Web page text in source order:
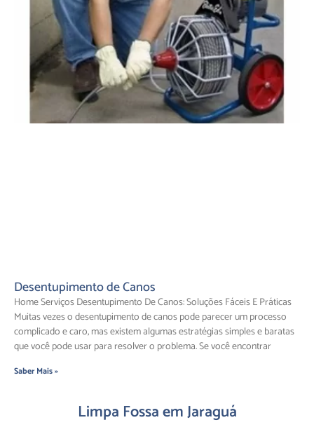
Desentupimento de Canos
Home Serviços Desentupimento De Canos: Soluções Fáceis E Práticas
Muitas vezes o desentupimento de canos pode parecer um processo
complicado e caro, mas existem algumas estratégias simples e baratas
que você pode usar para resolver o problema. Se você encontrar
Saber Mais »
Limpa Fossa em Jaraguá